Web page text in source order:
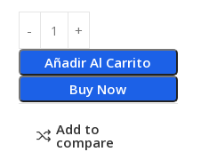
Añadir Al Carrito
Buy Now
Add to
compare